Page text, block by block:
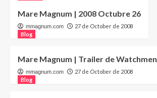
Mare Magnum | 2008 Octubre 26
mmagnum.com
27 de October de 2008
Blog
Mare Magnum | Trailer de Watchmen
mmagnum.com
27 de October de 2008
Blog